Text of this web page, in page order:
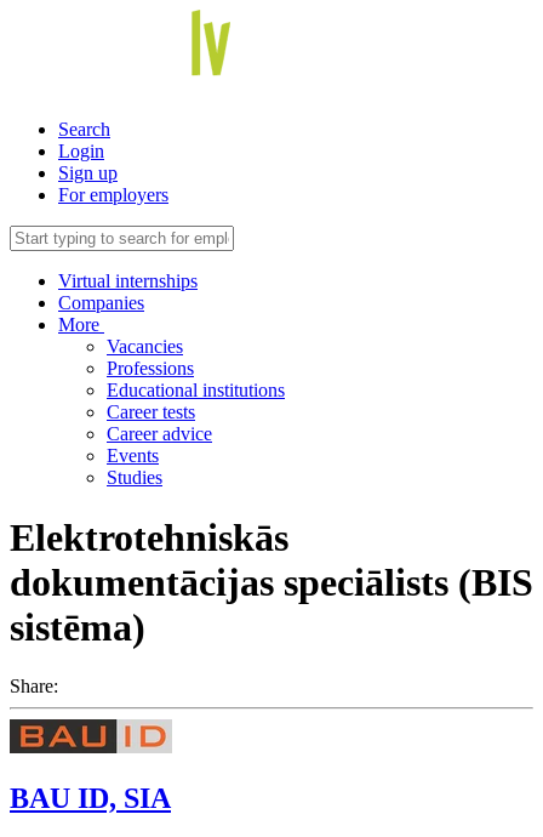
Search
Login
Sign up
For employers
Virtual internships
Companies
More
Vacancies
Professions
Educational institutions
Career tests
Career advice
Events
Studies
Elektrotehniskās
dokumentācijas speciālists (BIS
sistēma)
Share:
BAU ID, SIA